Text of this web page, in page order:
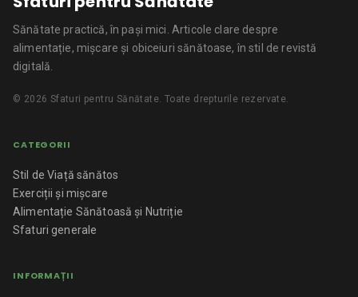
Sănătate practică, în pași mici. Articole clare despre
alimentație, mișcare și obiceiuri sănătoase, în stil de revistă
digitală.
© 2026 Sfaturi pentru Sănătate . Toate drepturile rezervate.
CATEGORII
Stil de Viață sănătos
Exerciții și mișcare
Alimentație Sănătoasă și Nutriție
Sfaturi generale
INFORMAȚII